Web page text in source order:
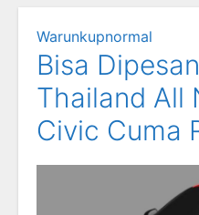
Warunkupnormal
Bisa
Thailand All
Civic Cuma